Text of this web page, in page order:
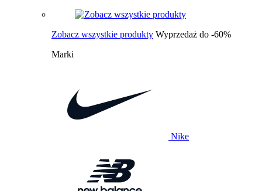
Zobacz wszystkie produkty Wyprzedaż do -60%
Marki
Nike